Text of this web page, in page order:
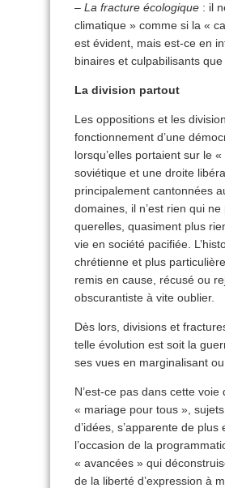
– La fracture écologique : il
climatique » comme si la «
est évident, mais est-ce en
binaires et culpabilisants
La division partout
Les oppositions et les
fonctionnement d’une
lorsqu’elles portaient sur le
soviétique et une droite
principalement cantonnées
domaines, il n’est rien qui
querelles, quasiment plus
vie en société pacifiée.
chrétienne et plus
remis en cause, récusé ou
obscurantiste à vite oublier.
Dès lors, divisions et
telle évolution est soit la
ses vues en marginalisant
N’est-ce pas dans cette
« mariage pour tous »,
d’idées, s’apparente de
l’occasion de la
« avancées » qui
de la liberté d’expression à